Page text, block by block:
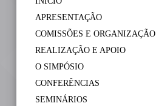
APRESENTAÇÃO
COMISSÕES E ORGANIZAÇÃO
REALIZAÇÃO E APOIO
O SIMPÓSIO
CONFERÊNCIAS
SEMINÁRIOS